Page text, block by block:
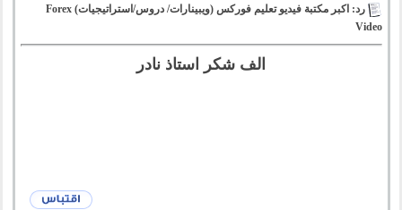
رد: اكبر مكتبة فيديو تعليم فوركس (ويبينارات/ دروس/استراتيجيات) Forex
Video
الف شكر استاذ نادر